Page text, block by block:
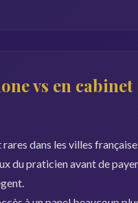
vs en
dans les villes
du praticien avant de